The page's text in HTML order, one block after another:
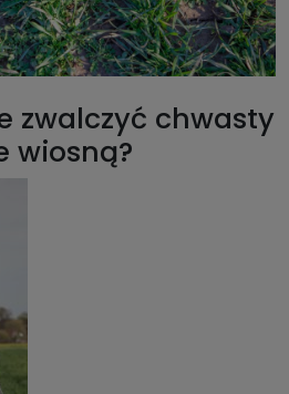
zwalczyć chwasty
wiosną?